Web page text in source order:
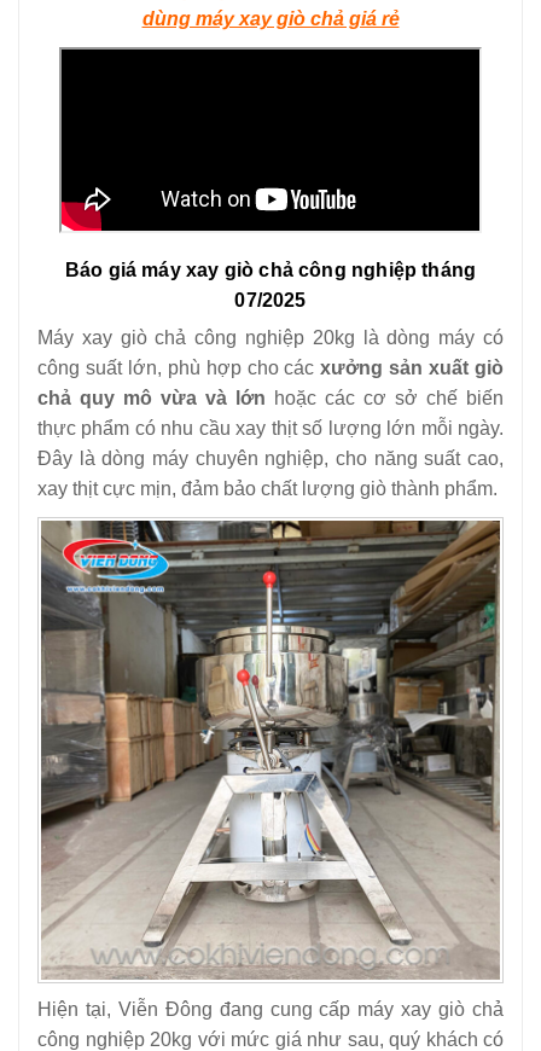
dùng máy xay giò chả giá rẻ
Báo giá máy xay giò chả công nghiệp tháng
07/2025
Máy xay giò chả công nghiệp 20kg là dòng máy có
công suất lớn, phù hợp cho cácxưởng sản xuất giò
chả quy mô vừa và lớn hoặc các cơ sở chế biến
thực phẩm có nhu cầu xay thịt số lượng lớn mỗi ngày.
Đây là dòng máy chuyên nghiệp, cho năng suất cao,
xay thịt cực mịn, đảm bảo chất lượng giò thành phẩm.
Hiện tại, Viễn Đông đang cung cấp máy xay giò chả
công nghiệp 20kg với mức giá như sau, quý khách có